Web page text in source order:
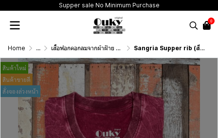
Supper sale No Minimum Purchase
0
Home ... เสื้อฟอกคอกลมจากผ้าฝ้าย 100% (T-Shirt Round Neck Vintage Washed Cotton 100%) Sangria Supper rib (สีแดงเลือดหมูฟอกเอซิด) ผ้าฟอกคอกลมผลิตจากผ้าฝ้าย 100% ให้ความรู้สึกนุ่มฟู เบาสบาย เป็นมิตรต่อผิวกาย ระบายอากาศดีไม่เหนียวติดตัว
สินค้าใหม่
สินค้าขายดี
สั่งจองล่วงหน้า